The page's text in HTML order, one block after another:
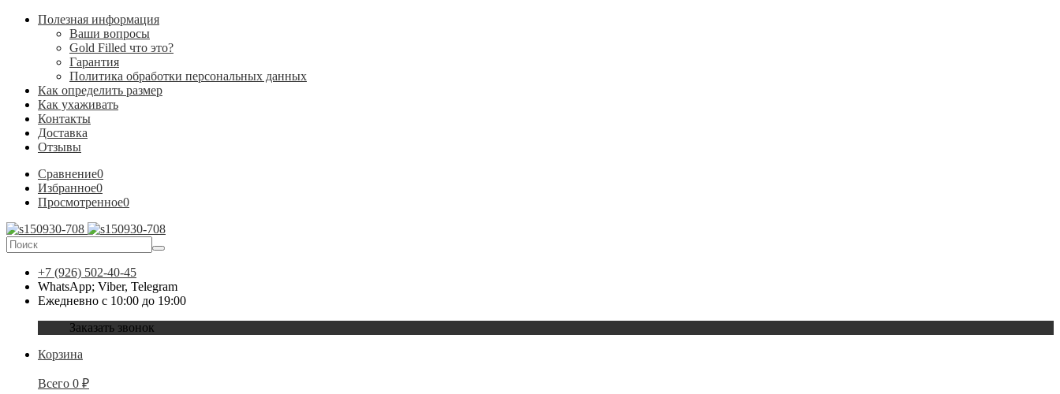
Полезная информация
Ваши вопросы
Gold Filled что это?
Гарантия
Политика обработки персональных данных
Как определить размер
Как ухаживать
Контакты
Доставка
Отзывы
Сравнение0
Избранное0
Просмотренное0
+7 (926) 502-40-45
WhatsApp; Viber, Telegram
Ежедневно с 10:00 до 19:00
Заказать звонок
Корзина
Всего 0 ₽